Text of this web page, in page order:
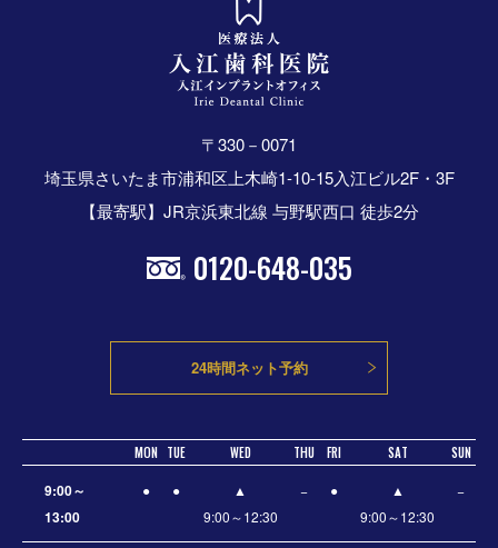
〒330－0071
埼玉県さいたま市浦和区上木崎1-10-15入江ビル2F・3F
【最寄駅】JR京浜東北線 与野駅西口 徒歩2分
0120-648-035
24時間ネット予約
MON TUE WED THU FRI SAT SUN
9:00～
13:00
● ●
▲
9:00～12:30
− ●
▲
9:00～12:30
−